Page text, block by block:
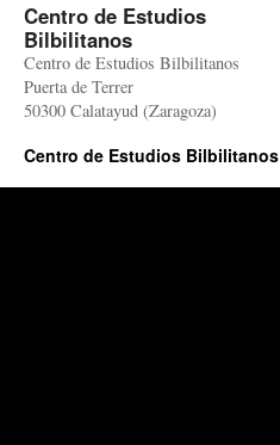
Centro de Estudios
Bilbilitanos
Centro de Estudios Bilbilitanos
Puerta de Terrer
50300 Calatayud (Zaragoza)
Centro de Estudios Bilbilitanos